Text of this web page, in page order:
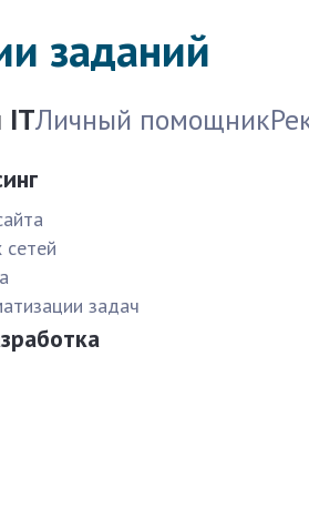
заданий
ITЛичный помощник
сетей
задач